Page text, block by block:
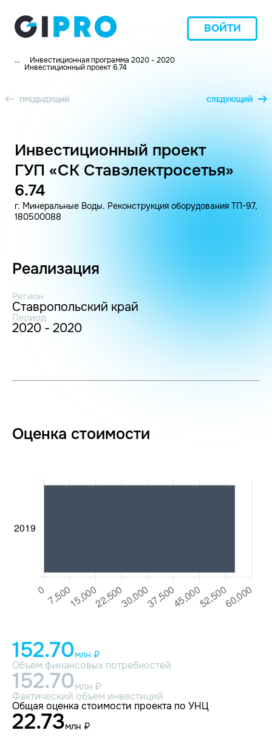
ВОЙТИ
... Инвестиционная программа 2020 - 2020
Инвестиционный проект 6.74
ПРЕДЫДУЩИЙ СЛЕДУЮЩИЙ
Инвестиционный проект
ГУП «СК Ставэлектросетья»
6.74
г. Минеральные Воды. Реконструкция оборудования ТП-97,
180500088
Реализация
Регион
Ставропольский край
Период
2020 - 2020
Оценка стоимости
152.70млн ₽
Объем финансовых потребностей
152.70млн ₽
Фактический объем инвестиций
Общая оценка стоимости проекта по УНЦ
22.73млн ₽